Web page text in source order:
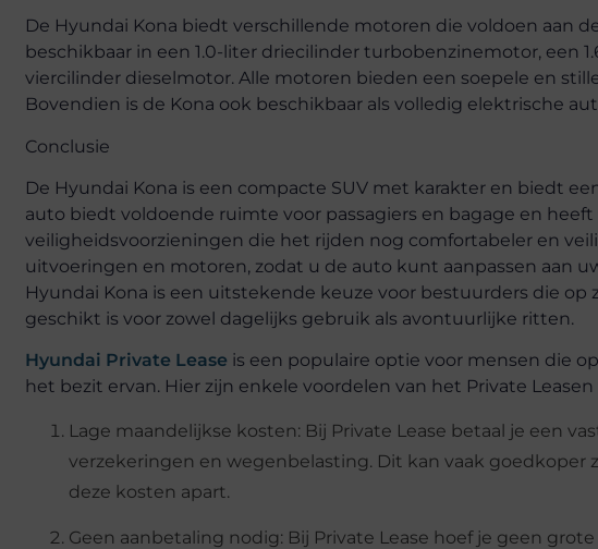
De Hyundai Kona biedt verschillende motoren die voldoen aan
beschikbaar in een 1.0-liter driecilinder turbobenzinemotor, een
viercilinder dieselmotor. Alle motoren bieden een soepele en
Bovendien is de Kona ook beschikbaar als volledig elektrische
Conclusie
De Hyundai Kona is een compacte SUV met karakter en biedt
auto biedt voldoende ruimte voor passagiers en bagage en
veiligheidsvoorzieningen die het rijden nog comfortabeler en
uitvoeringen en motoren, zodat u de auto kunt aanpassen aan
Hyundai Kona is een uitstekende keuze voor bestuurders die
geschikt is voor zowel dagelijks gebruik als avontuurlijke ritten.
Hyundai Private Lease is een populaire optie voor mensen die
het bezit ervan. Hier zijn enkele voordelen van het Private
Lage maandelijkse kosten: Bij Private Lease betaal je een
verzekeringen en wegenbelasting. Dit kan vaak
deze kosten apart.
Geen aanbetaling nodig: Bij Private Lease hoef je geen